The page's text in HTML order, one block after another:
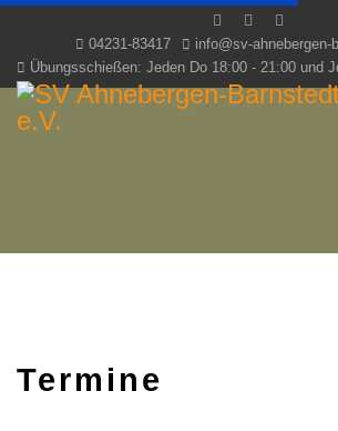
04231-83417
info@sv-ahnebergen-
Übungsschießen: Jeden Do 18:00 - 21:00 und
Termine